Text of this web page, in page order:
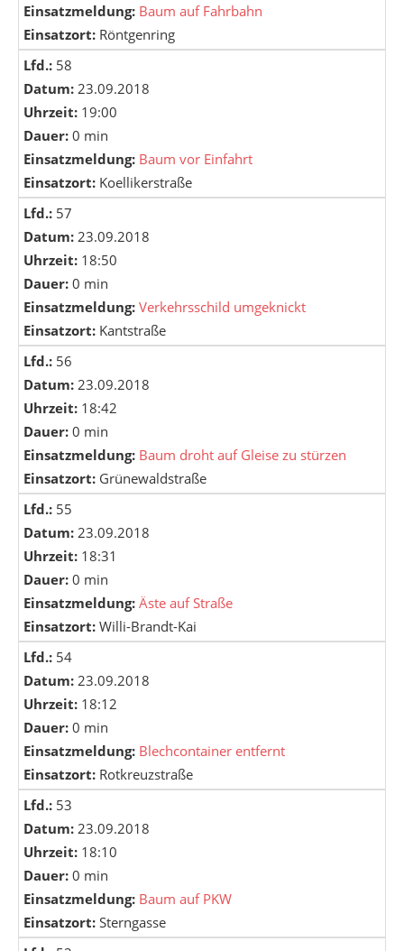
Einsatzmeldung: Baum auf Fahrbahn
Einsatzort: Röntgenring
Lfd.: 58
Datum: 23.09.2018
Uhrzeit: 19:00
Dauer: 0 min
Einsatzmeldung: Baum vor Einfahrt
Einsatzort: Koellikerstraße
Lfd.: 57
Datum: 23.09.2018
Uhrzeit: 18:50
Dauer: 0 min
Einsatzmeldung: Verkehrsschild umgeknickt
Einsatzort: Kantstraße
Lfd.: 56
Datum: 23.09.2018
Uhrzeit: 18:42
Dauer: 0 min
Einsatzmeldung: Baum droht auf Gleise zu stürzen
Einsatzort: Grünewaldstraße
Lfd.: 55
Datum: 23.09.2018
Uhrzeit: 18:31
Dauer: 0 min
Einsatzmeldung: Äste auf Straße
Einsatzort: Willi-Brandt-Kai
Lfd.: 54
Datum: 23.09.2018
Uhrzeit: 18:12
Dauer: 0 min
Einsatzmeldung: Blechcontainer entfernt
Einsatzort: Rotkreuzstraße
Lfd.: 53
Datum: 23.09.2018
Uhrzeit: 18:10
Dauer: 0 min
Einsatzmeldung: Baum auf PKW
Einsatzort: Sterngasse